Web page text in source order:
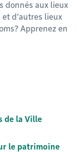
donnés aux lieux
d’autres lieux
Apprenez en
de la Ville
le patrimoine